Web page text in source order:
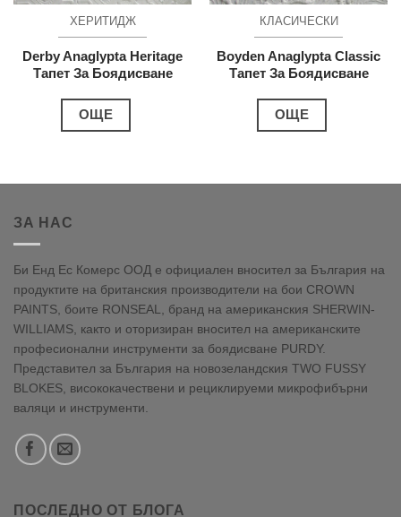
ХЕРИТИДЖ
Derby Anaglypta Heritage
Тапет За Боядисване
ОЩЕ
КЛАСИЧЕСКИ
Boyden Anaglypta Classic
Тапет За Боядисване
ОЩЕ
ЗА НАС
Би Енд Ес Комерс ООД е официален вносител за България на
продуктите на британския производители на бои CROWN
PAINTS, боите RONSEAL, бранд на американския SHERWIN-
WILLIAMS, както и оторизиран вносител на американските
професионални инструменти за боядисване PURDY.
Представител за България на новозеландския TWO FUSSY
BLOKES, висококачествени и рециклируеми микрофибърни
валяци и инструменти.
ПОСЛЕДНО ОТ БЛОГА